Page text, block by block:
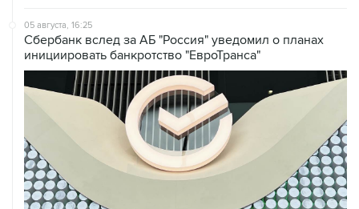
05 августа, 16:25
Сбербанк вслед за АБ "Россия" уведомил о планах
инициировать банкротство "ЕвроТранса"